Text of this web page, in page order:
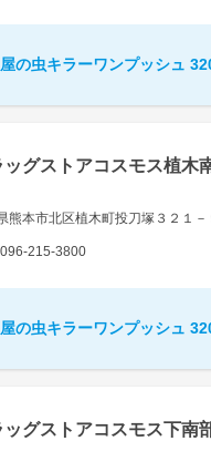
の虫キラーワンプッシュ
ッグストアコスモス植木
熊本市北区植木町投刀塚３２１－
215-3800
の虫キラーワンプッシュ
ッグストアコスモス下南